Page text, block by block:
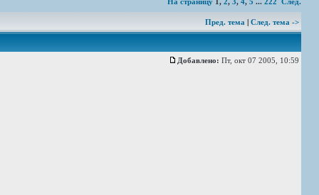
Пред. тема | След. тема ->
Добавлено: Пт, окт 07 2005, 10:59